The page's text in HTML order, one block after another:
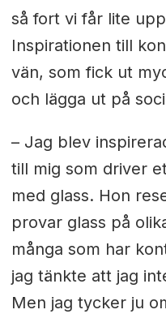
så fort vi får lite
Inspirationen till
vän, som fick ut
och lägga ut på
– Jag blev
till mig som driver
med glass. Hon
provar glass på
många som har
jag tänkte att jag
Men jag tycker ju